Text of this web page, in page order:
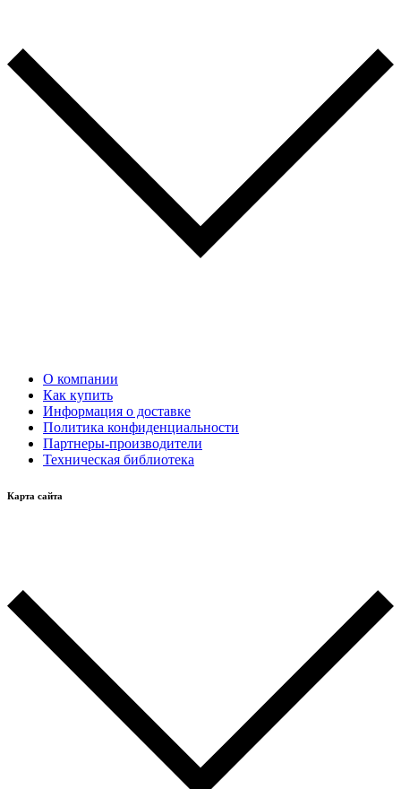
О компании
Как купить
Информация о доставке
Политика конфиденциальности
Партнеры-производители
Техническая библиотека
Карта сайта